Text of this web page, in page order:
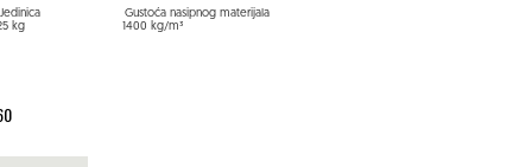
Jedinica
Gustoća nasipnog materijala
kg 1400 kg/m³